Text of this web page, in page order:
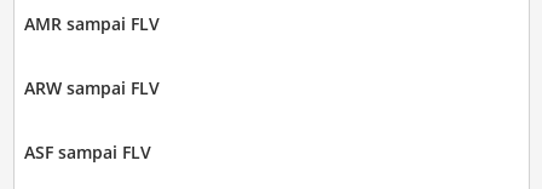
AMR sampai FLV
ARW sampai FLV
ASF sampai FLV